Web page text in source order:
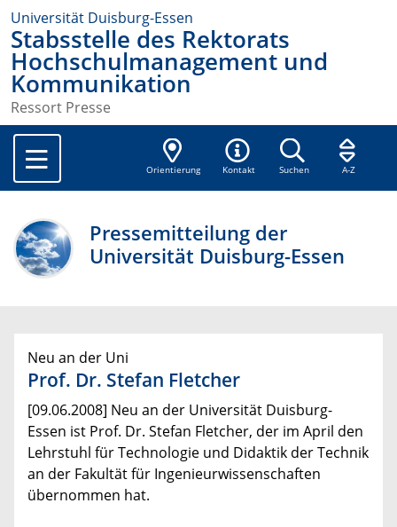
Universität Duisburg-Essen
Stabsstelle des Rektorats
Hochschulmanagement und
Kommunikation
Ressort Presse
Orientierung Kontakt Suchen A-Z
Pressemitteilung der
Universität Duisburg-Essen
Neu an der Uni
Prof. Dr. Stefan Fletcher
[09.06.2008] Neu an der Universität Duisburg-
Essen ist Prof. Dr. Stefan Fletcher, der im April den
Lehrstuhl für Technologie und Didaktik der Technik
an der Fakultät für Ingenieurwissenschaften
übernommen hat.